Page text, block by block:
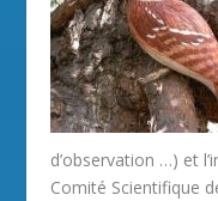
d’observation …) et
Comité Scientifique